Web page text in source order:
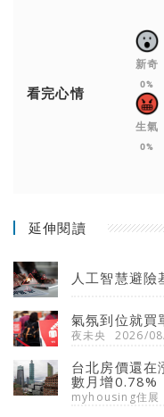
看完心情
新奇
0%
生氣
0%
延伸閱讀
人工智慧避險
氣氛到位就買
夜未央 2026/
台北房價還在
數月增0.78%
myhousing住展